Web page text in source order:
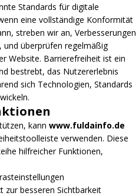
Standards für digitale
eine vollständige Konformität
streben wir an, Verbesserungen
überprüfen regelmäßig
Website. Barrierefreiheit ist ein
bestrebt, das Nutzererlebnis
sich Technologien, Standards
kann www.fuldainfo.de
verwenden. Diese
hilfreicher Funktionen,
zur besseren Sichtbarkeit